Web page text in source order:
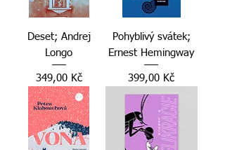
Deset; Andrej
Longo
Cena
349,00 Kč
Pohyblivý svátek;
Ernest Hemingway
Cena
399,00 Kč